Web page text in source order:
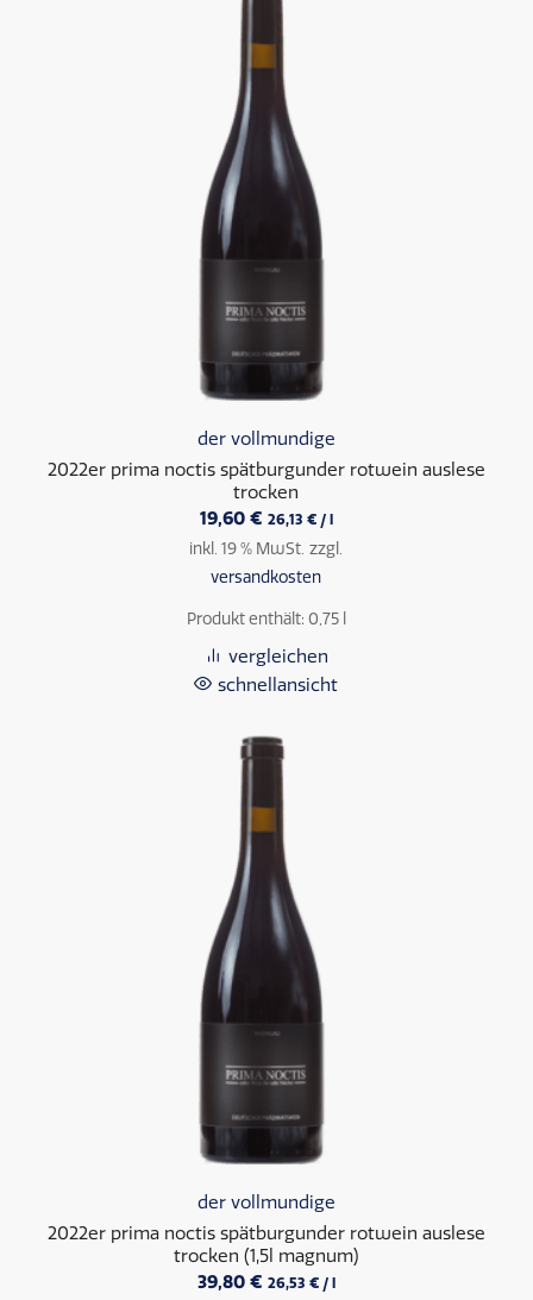
der vollmundige
2022er prima noctis spätburgunder rotwein auslese
trocken
19,60 € 26,13 €/ l
inkl. 19 % MwSt. zzgl.
versandkosten
Produkt enthält: 0,75
vergleichen
schnellansicht
der vollmundige
2022er prima noctis spätburgunder rotwein auslese
trocken (1,5l magnum)
39,80 € 26,53 €/ l